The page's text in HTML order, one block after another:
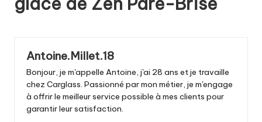
Antoine.Millet.18
Bonjour, je m'appelle Antoine, j'ai 28 ans et je travaille
chez Carglass. Passionné par mon métier, je m'engage
à offrir le meilleur service possible à mes clients pour
garantir leur satisfaction.